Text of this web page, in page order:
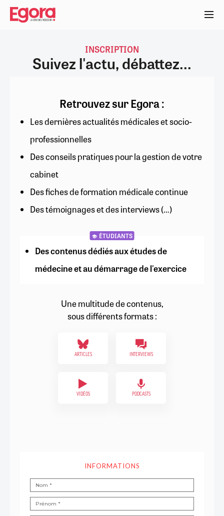
Aller
contenu
INSCRIPTION
Suivez l'actu, débattez...
Retrouvez sur Egora :
Les dernières actualités médicales et socio-
professionnelles
Des conseils pratiques pour la gestion de votre
cabinet
Des fiches de formation médicale continue
Des témoignages et des interviews (…)
ÉTUDIANTS
Des contenus dédiés aux études de
médecine et au démarrage de l'exercice
Une multitude de contenus,
sous différents formats :
ARTICLES INTERVIEWS
VIDÉOS PODCASTS